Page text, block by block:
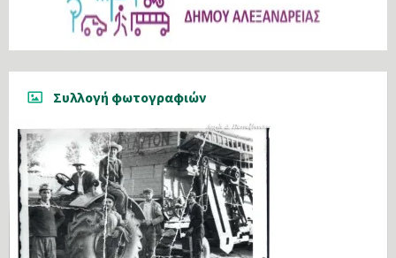
Συλλογή φωτογραφιών